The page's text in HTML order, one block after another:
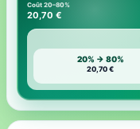
Coût 20–80%
20,70 €
20% → 80%
20,70 €